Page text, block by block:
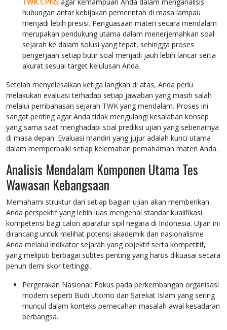
TWK CPNS agar kemampuan Anda dalam menganalisis
hubungan antar kebijakan pemerintah di masa lampau
menjadi lebih presisi. Penguasaan materi secara mendalam
merupakan pendukung utama dalam menerjemahkan soal
sejarah ke dalam solusi yang tepat, sehingga proses
pengerjaan setiap butir soal menjadi jauh lebih lancar serta
akurat sesuai target kelulusan Anda.
Setelah menyelesaikan ketiga langkah di atas, Anda perlu
melakukan evaluasi terhadap setiap jawaban yang masih salah
melalui pembahasan sejarah TWK yang mendalam. Proses ini
sangat penting agar Anda tidak mengulangi kesalahan konsep
yang sama saat menghadapi soal prediksi ujian yang sebenarnya
di masa depan. Evaluasi mandiri yang jujur adalah kunci utama
dalam memperbaiki setiap kelemahan pemahaman materi Anda.
Analisis Mendalam Komponen Utama Tes
Wawasan Kebangsaan
Memahami struktur dari setiap bagian ujian akan memberikan
Anda perspektif yang lebih luas mengenai standar kualifikasi
kompetensi bagi calon aparatur sipil negara di Indonesia. Ujian ini
dirancang untuk melihat potensi akademik dan nasionalisme
Anda melalui indikator sejarah yang objektif serta kompetitif,
yang meliputi berbagai subtes penting yang harus dikuasai secara
penuh demi skor tertinggi.
Pergerakan Nasional: Fokus pada perkembangan organisasi
modern seperti Budi Utomo dan Sarekat Islam yang sering
muncul dalam konteks pemecahan masalah awal kesadaran
berbangsa.